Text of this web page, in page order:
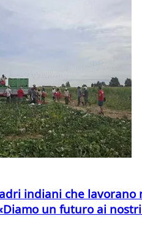
indiani che lavorano
un futuro ai